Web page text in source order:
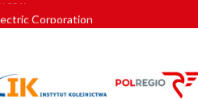
Corporation
EZT
Łatwiejsze dojazdy do pracy i szkoły